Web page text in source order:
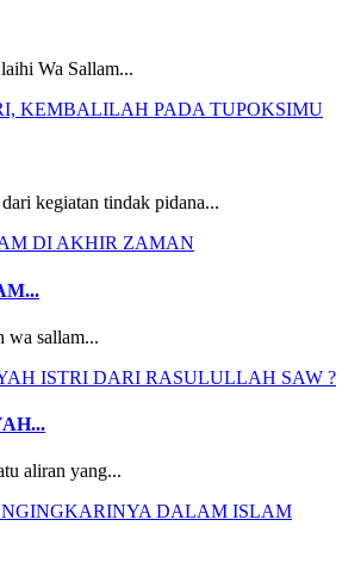
Wa Sallam...
kegiatan tindak pidana...
wa sallam...
aliran yang...